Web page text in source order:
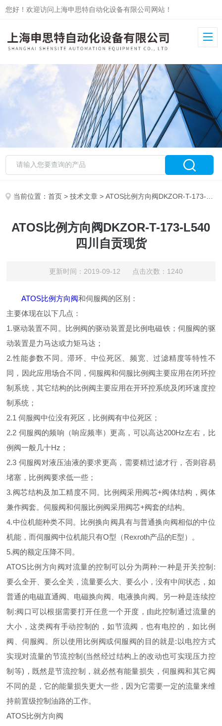
您好！欢迎访问上海申思特自动化设备有限公司网站！
当前位置：首页 >技术文章 > ATOS比例方向阀DKZOR-T-173-L540四川自贡现货
ATOS比例方向阀DKZOR-T-173-L540
四川自贡现货
更新时间：2019-09-12 点击次数：1240
ATOS比例方向阀和伺服阀的区别：
主要体现在以下几点：
1.驱动装置不同。比例阀的驱动装置是比例电磁铁；伺服阀的驱
动装置是力马达或力矩马达；
2.性能参数不同。滞环、中位死区、频宽、过滤精度等特性不
同，因此应用场合不同，伺服阀和伺服比例阀主要应用在闭环控
制系统，其它结构的比例阀主要应用在开环控系统及闭环速度控
制系统；
2.1 伺服阀中位没有死区，比例阀有中位死区；
2.2 伺服阀的频响（响应频率）更高，可以高达200Hz左右，比
例阀一般几十Hz；
2.3 伺服阀对液压油液的要求更高，需要精过滤才行，否则容易
堵塞，比例阀要求低一些；
3.阀芯结构及加工精度不同。比例阀采用阀芯+阀体结构，阀体
兼作阀套。伺服阀和伺服比例阀采用阀芯+阀套的结构。
4.中位机能种类不同。比例换向阀具有与普通换向阀相似的中位
机能，而伺服阀中位机能只有O型（Rexroth产品的E型）。
5.阀的额定压降不同。
ATOS比例方向阀对流量的控制可以分为两种:一种是开关控制:
要么全开、要么全关，流量要么大、要么小，没有中间状态，如
普通的电磁直通阀、电磁换向阀、电液换向阀。另一种是连续控
制:阀口可以根据需要打开任意一个开度，由此控制通过流量的
大小，这类阀有手动控制的，如节流阀，也有电控的，如比例
阀、伺服阀。所以使用比例阀或伺服阀的目的就是:以电控方式
实现对流量的节流控制(当然经过结构上的改动也可实现压力控
制等)，既然是节流控制，就必然有能量损失，伺服阀和其它阀
不同的是，它的能量损失更大一些，因为它需要一定的流量来维
持前置级控制油路的工作。
ATOS比例方向阀